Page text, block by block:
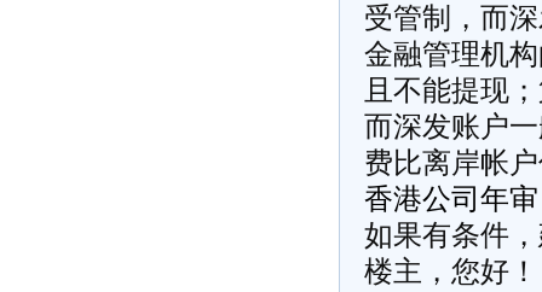
受管制，而
金融管理机
且不能提现
而深发账户
费比离岸帐
香港公司年审
如果有条件
楼主，您好！